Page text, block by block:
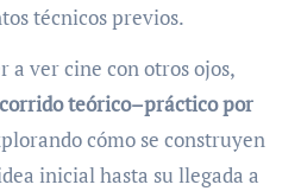
técnicos previos.
a ver cine con otros ojos,
teórico–práctico por
cómo se construyen
inicial hasta su llegada a